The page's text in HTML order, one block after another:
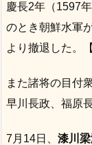
慶長2年（1597
のとき朝鮮水軍
より撤退した。
また諸将の目付
早川長政、福原
7月14日、 漆川梁